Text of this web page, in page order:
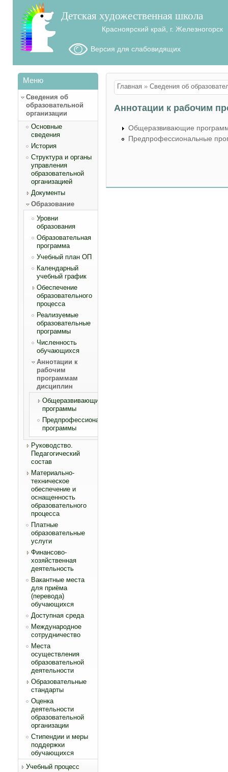
Детская художественная школа
Красноярский край, г. Железногорск
Версия для слабовидящих
Меню
Сведения об
образовательной
организации
Основные
сведения
История
Структура и органы
управления
образовательной
организацией
Документы
Образование
Уровни
образования
Образовательная
программа
Учебный план ОП
Календарный
учебный график
Обеспечение
образовательного
процесса
Реализуемые
образовательные
программы
Численность
обучающихся
Аннотации к
рабочим
программам
дисциплин
Общеразвивающие
программы
Предпрофессиональные
программы
Руководство.
Педагогический
состав
Материально-
техническое
обеспечение и
оснащенность
образовательного
процесса
Платные
образовательные
услуги
Финансово-
хозяйственная
деятельность
Вакантные места
для приёма
(перевода)
обучающихся
Доступная среда
Международное
сотрудничество
Места
осуществления
образовательной
деятельности
Образовательные
стандарты
Оценка
деятельности
образовательной
организации
Стипендии и меры
поддержки
обучающихся
Учебный процесс
Вы здесь
Главная »Сведения об
Аннотации к рабочим
Общеразвивающие
Предпрофессиональные